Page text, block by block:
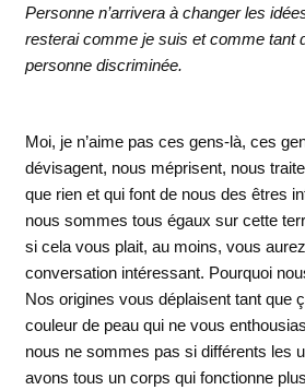
Personne n’arrivera à changer les
resterai comme je suis et comme tant
personne discriminée.
Moi, je n’aime pas ces gens-là, ces
dévisagent, nous méprisent, nous
que rien et qui font de nous des êtres
nous sommes tous égaux sur cette
si cela vous plait, au moins, vous
conversation intéressant. Pourquoi
Nos origines vous déplaisent tant que
couleur de peau qui ne vous
nous ne sommes pas si différents les
avons tous un corps qui fonctionne